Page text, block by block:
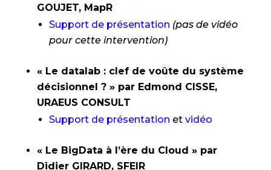
GOUJET, MapR
Support de présentation (pas de vidéo
pour cette intervention)
« Le datalab : clef de voûte du système
décisionnel ? » par Edmond CISSE,
URAEUS CONSULT
Support de présentation et vidéo
« Le BigData à l’ère du Cloud » par
Didier GIRARD, SFEIR